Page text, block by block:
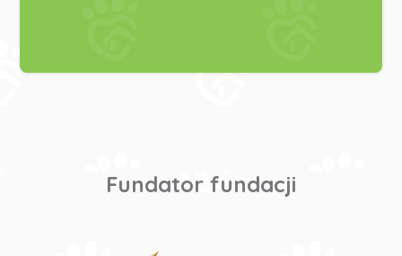
Fundator fundacji